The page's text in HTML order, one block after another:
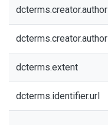
dcterms.creator.author
dcterms.creator.author
dcterms.extent
dcterms.identifier.url